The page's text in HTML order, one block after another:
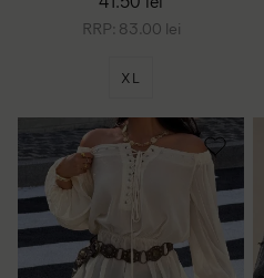
RRP: 83.00 lei
XL